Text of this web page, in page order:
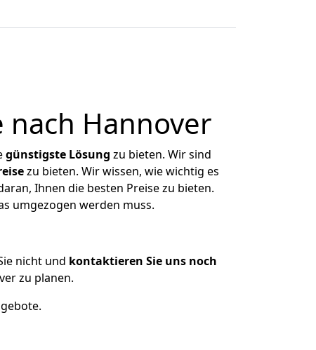
nach Hannover
günstigste Lösung zu bieten. Wir sind
zu bieten. Wir wissen, wie wichtig es
Ihnen die besten Preise zu bieten.
umgezogen werden muss.
nicht und kontaktieren Sie uns noch
zu planen.